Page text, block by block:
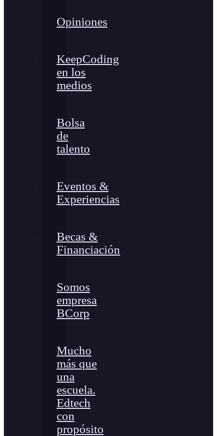
Opiniones
KeepCoding
en los
medios
Bolsa
de
talento
Eventos &
Experiencias
Becas &
Financiación
Somos
empresa
BCorp
Mucho
más que
una
escuela.
Edtech
con
propósito